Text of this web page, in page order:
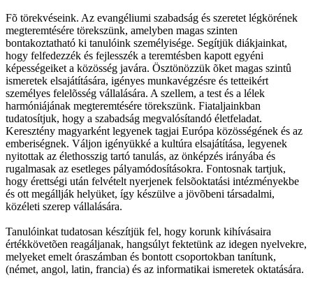
Fõ törekvéseink. Az evangéliumi szabadság és szeretet légkörének
megteremtésére törekszünk, amelyben magas szinten
bontakoztatható ki tanulóink személyisége. Segítjük diákjainkat,
hogy felfedezzék és fejlesszék a teremtésben kapott egyéni
képességeiket a közösség javára. Ösztönözzük õket magas szintû
ismeretek elsajátítására, igényes munkavégzésre és tetteikért
személyes felelõsség vállalására. A szellem, a test és a lélek
harmóniájának megteremtésére törekszünk. Fiataljainkban
tudatosítjuk, hogy a szabadság megvalósítandó életfeladat.
Keresztény magyarként legyenek tagjai Európa közösségének és az
emberiségnek. Váljon igényükké a kultúra elsajátítása, legyenek
nyitottak az élethosszig tartó tanulás, az önképzés irányába és
rugalmasak az esetleges pályamódosításokra. Fontosnak tartjuk,
hogy érettségi után felvételt nyerjenek felsõoktatási intézményekbe
és ott megállják helyüket, így készülve a jövõbeni társadalmi,
közéleti szerep vállalására.
Tanulóinkat tudatosan készítjük fel, hogy korunk kihívásaira
értékkövetõen reagáljanak, hangsúlyt fektetünk az idegen nyelvekre,
melyeket emelt óraszámban és bontott csoportokban tanítunk,
(német, angol, latin, francia) és az informatikai ismeretek oktatására.